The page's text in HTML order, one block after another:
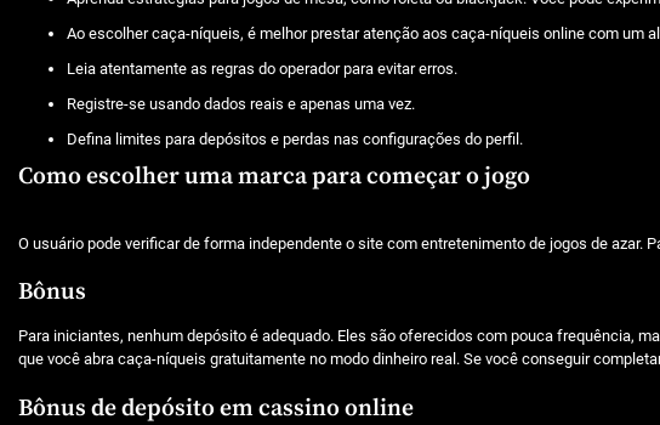
Ao escolher caça-níqueis, é melhor prestar atenção aos caça-níqueis online com um
Leia atentamente as regras do operador para evitar erros.
Registre-se usando dados reais e apenas uma vez.
Defina limites para depósitos e perdas nas configurações do perfil.
Como escolher uma marca para começar o jogo
O usuário pode verificar de forma independente o site com entretenimento de jogos de
Bônus
Para iniciantes, nenhum depósito é adequado. Eles são oferecidos com pouca frequência,
que você abra caça-níqueis gratuitamente no modo dinheiro real. Se você conseguir
Bônus de depósito em cassino online